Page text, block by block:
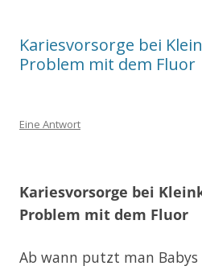
Kariesvorsorge bei
Problem mit dem Fluor
Eine Antwort
Kariesvorsorge bei
Problem mit dem Fluor
Ab wann putzt man